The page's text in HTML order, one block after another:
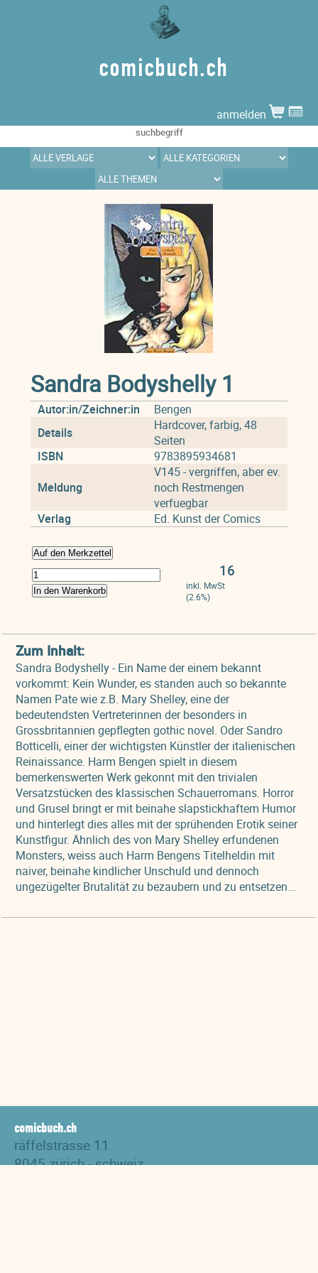
comicbuch.ch
anmelden
Sandra Bodyshelly 1
Autor:in/Zeichner:in
Bengen
Details
Hardcover, farbig, 48
Seiten
ISBN
9783895934681
Meldung
V145 - vergriffen, aber ev.
noch Restmengen
verfuegbar
Verlag
Ed. Kunst der Comics
Auf den Merkzettel
In den Warenkorb
16
inkl. MwSt
(2.6%)
Zum Inhalt:
Sandra Bodyshelly - Ein Name der einem bekannt
vorkommt: Kein Wunder, es standen auch so bekannte
Namen Pate wie z.B. Mary Shelley, eine der
bedeutendsten Vertreterinnen der besonders in
Grossbritannien gepflegten gothic novel. Oder Sandro
Botticelli, einer der wichtigsten Künstler der italienischen
Reinaissance. Harm Bengen spielt in diesem
bemerkenswerten Werk gekonnt mit den trivialen
Versatzstücken des klassischen Schauerromans. Horror
und Grusel bringt er mit beinahe slapstickhaftem Humor
und hinterlegt dies alles mit der sprühenden Erotik seiner
Kunstfigur. Ähnlich des von Mary Shelley erfundenen
Monsters, weiss auch Harm Bengens Titelheldin mit
naiver, beinahe kindlicher Unschuld und dennoch
ungezügelter Brutalität zu bezaubern und zu entsetzen...
comicbuch.ch
räffelstrasse 11
8045 zürich - schweiz